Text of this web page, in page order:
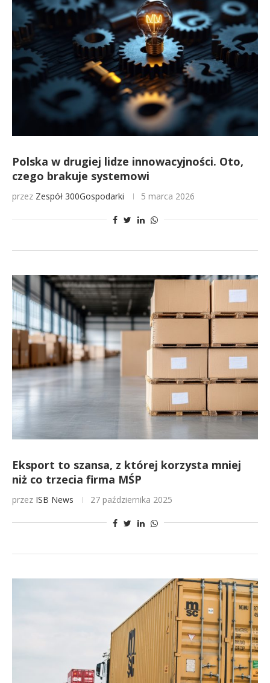
Polska w drugiej lidze innowacyjności. Oto,
czego brakuje systemowi
przez Zespół 300Gospodarki 5 marca 2026
Eksport to szansa, z której korzysta mniej
niż co trzecia firma MŚP
przez ISB News 27 października 2025